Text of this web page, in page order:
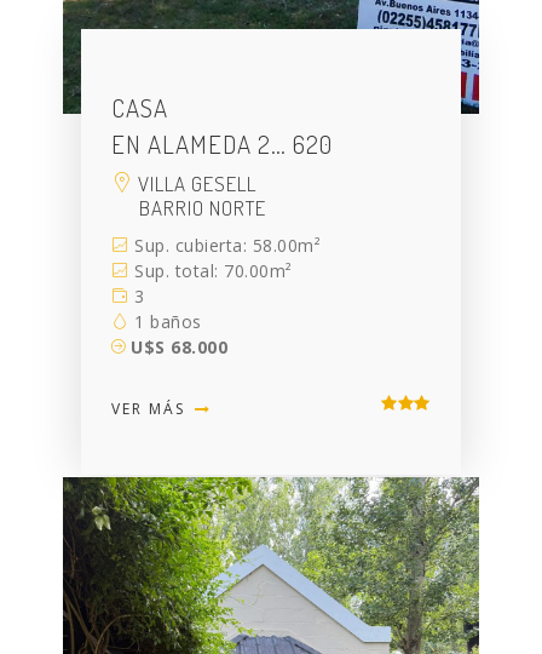
CASA
EN ALAMEDA 2… 620
VILLA GESELL
BARRIO NORTE
Sup. cubierta: 58.00m²
Sup. total: 70.00m²
3
1 baños
U$S 68.000
VER MÁS